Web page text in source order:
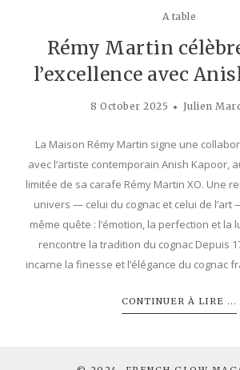
A table
Rémy Martin
l’excellence avec
8 October 2025 Julien
La Maison Rémy Martin signe une
avec l’artiste contemporain Anish Kapoor,
limitée de sa carafe Rémy Martin XO. Une
univers — celui du cognac et celui de l’art
même quête : l’émotion, la perfection et la
rencontre la tradition du cognac Depuis
incarne la finesse et l’élégance du cognac
CONTINUER À LIRE ...